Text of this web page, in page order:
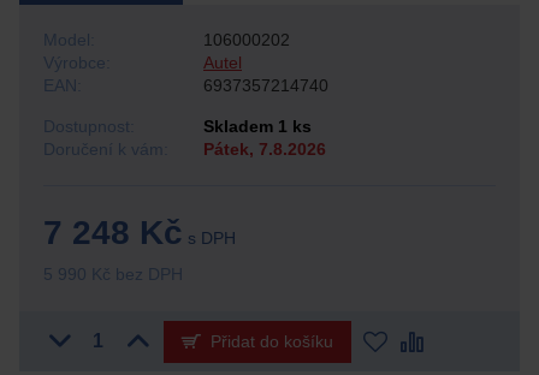
7 248 Kč s DPH
5 990 Kč bez DPH
Dostupnost:
Skladem 1 ks
Doručení k vám:
Pátek, 7.8.2026
Výrobce: Autel
Model: 106000202
EAN: 6937357214740
Přidat do košíku